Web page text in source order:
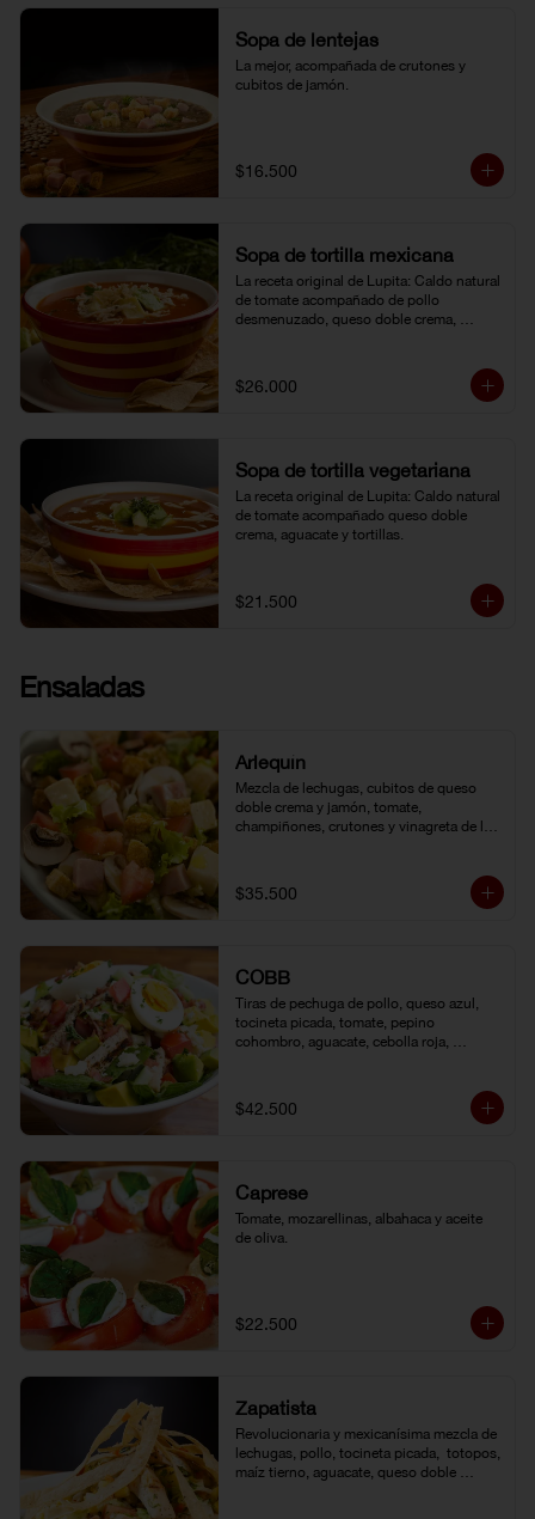
Sopa de lentejas
La mejor, acompañada de crutones y
cubitos de jamón.
$16.500
Sopa de tortilla mexicana
La receta original de Lupita: Caldo natural
de tomate acompañado de pollo
desmenuzado, queso doble crema,
$26.000
Sopa de tortilla vegetariana
La receta original de Lupita: Caldo natural
de tomate acompañado queso doble
crema, aguacate y tortillas.
$21.500
Ensaladas
Arlequín
Mezcla de lechugas, cubitos de queso
doble crema y jamón, tomate,
champiñones, crutones y vinagreta de la
$35.500
COBB
Tiras de pechuga de pollo, queso azul,
tocineta picada, tomate, pepino
cohombro, aguacate, cebolla roja,
$42.500
Caprese
Tomate, mozarellinas, albahaca y aceite
de oliva.
$22.500
Zapatista
Revolucionaria y mexicanísima mezcla de
lechugas, pollo, tocineta picada,  totopos,
maíz tierno, aguacate, queso doble